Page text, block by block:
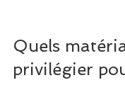
Quels
privilégier